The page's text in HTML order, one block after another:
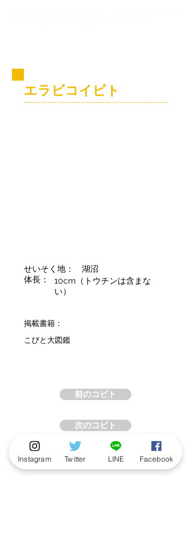
エラビコイビト
せいそく地：
湖沼
体長：
10cm（トウチンは含まな
い）
掲載書籍：
こびと大図鑑
前のコビト
次のコビト
Instagram Twitter LINE Facebook